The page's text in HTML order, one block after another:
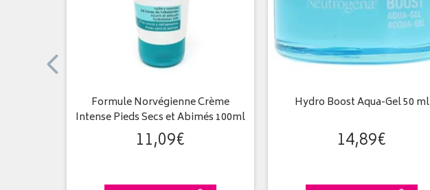
Formule Norvégienne Crème
Intense Pieds Secs et Abimés 100ml
11,09€
Hydro Boost Aqua-Gel 50 ml
14,89€